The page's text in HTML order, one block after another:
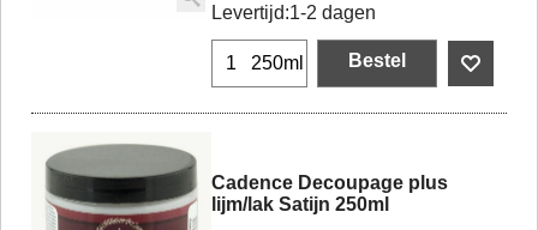
Levertijd:1-2 dagen
250ml Bestel
Cadence Decoupage plus
lijm/lak Satijn 250ml